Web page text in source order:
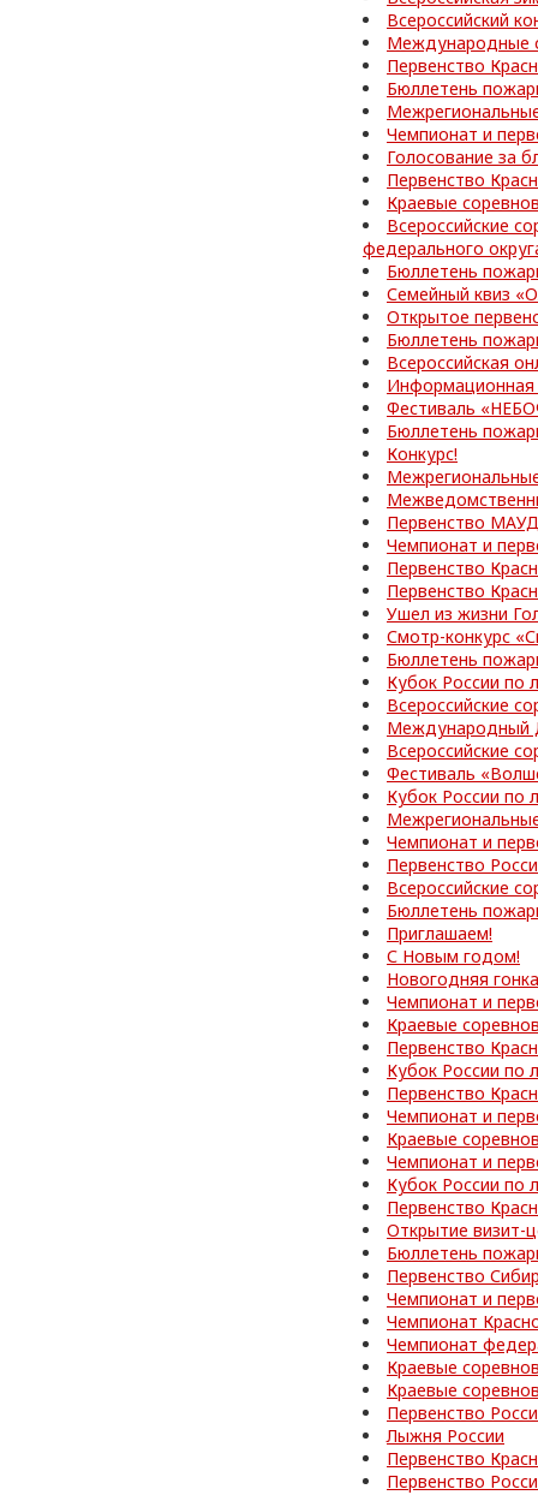
Всероссийский
Международные
Первенство
Бюллетень
Чемпионат и
Голосование за
Первенство
Краевые
Всероссийские
федерального
Бюллетень
Семейный квиз
Открытое
Бюллетень
Всероссийская
Информационная
Фестиваль
Бюллетень
Конкурс!
Первенство
Чемпионат и
Первенство
Первенство
Ушел из жизни
Смотр-конкурс
Бюллетень
Кубок России по
Всероссийские
Международный
Всероссийские
Фестиваль
Кубок России по
Чемпионат и
Первенство
Всероссийские
Бюллетень
Приглашаем!
С Новым годом!
Новогодняя
Чемпионат и
Краевые
Первенство
Кубок России по
Первенство
Чемпионат и
Краевые
Чемпионат и
Кубок России по
Первенство
Открытие визит-
Бюллетень
Первенство
Чемпионат и
Чемпионат
Чемпионат
Краевые
Краевые
Первенство
Лыжня России
Первенство
Первенство